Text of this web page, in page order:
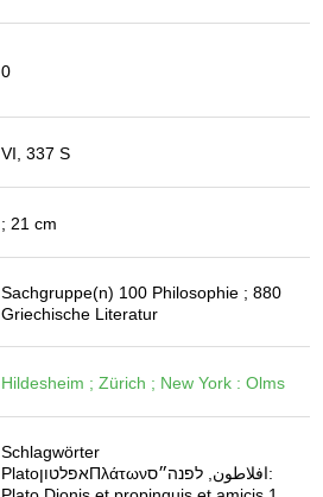
0
VI, 337 S
; 21 cm
Sachgruppe(n) 100 Philosophie ; 880
Griechische Literatur
Hildesheim ; Zürich ; New York : Olms
Schlagwörter
PlatoאפלטוןΠλάτωνافلاطون, לפנה״ס: